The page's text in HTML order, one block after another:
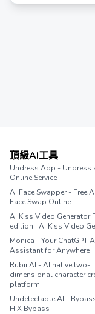
頂級AI工具
Undress.App - Undress
Online Service
AI Face Swapper - Free
Face Swap Online
AI Kiss Video Generator
edition | AI Kiss Video
Monica - Your ChatGPT
Assistant for Anywhere
Rubii AI - AI native two-
dimensional character
platform
Undetectable AI -
HIX Bypass